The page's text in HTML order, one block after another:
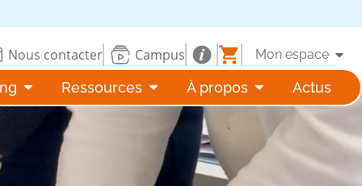
Nous contacter Campus Mon espace
Ressources À propos Actus